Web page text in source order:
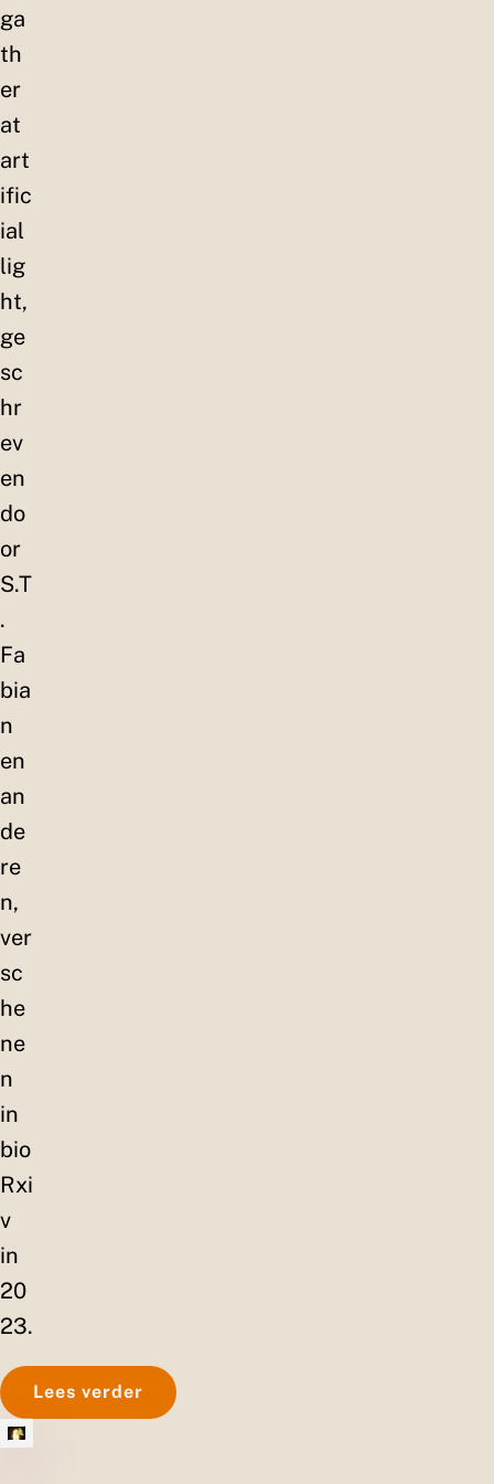
ga
th
er
at
art
ific
ial
lig
ht,
ge
sc
hr
ev
en
do
or
S.T
.
Fa
bia
n
en
an
de
re
n,
ver
sc
he
ne
n
in
bio
Rxi
v
in
20
23.
Lees verder